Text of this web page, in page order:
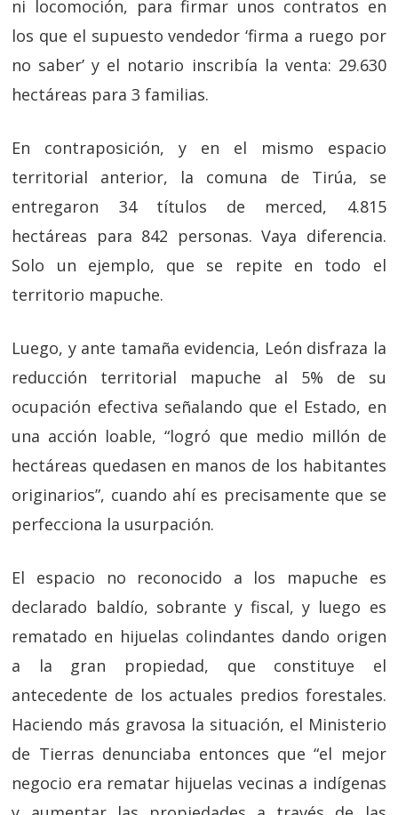
ni locomoción, para firmar unos contratos en
los que el supuesto vendedor ‘firma a ruego por
no saber’ y el notario inscribía la venta: 29.630
hectáreas para 3 familias.
En contraposición, y en el mismo espacio
territorial anterior, la comuna de Tirúa, se
entregaron 34 títulos de merced, 4.815
hectáreas para 842 personas. Vaya diferencia.
Solo un ejemplo, que se repite en todo el
territorio mapuche.
Luego, y ante tamaña evidencia, León disfraza la
reducción territorial mapuche al 5% de su
ocupación efectiva señalando que el Estado, en
una acción loable, “logró que medio millón de
hectáreas quedasen en manos de los habitantes
originarios”, cuando ahí es precisamente que se
perfecciona la usurpación.
El espacio no reconocido a los mapuche es
declarado baldío, sobrante y fiscal, y luego es
rematado en hijuelas colindantes dando origen
a la gran propiedad, que constituye el
antecedente de los actuales predios forestales.
Haciendo más gravosa la situación, el Ministerio
de Tierras denunciaba entonces que “el mejor
negocio era rematar hijuelas vecinas a indígenas